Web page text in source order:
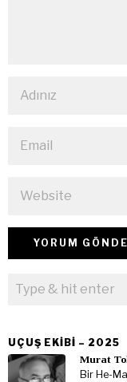
UÇUŞ EKIBI – 2025
Murat
Bir He-